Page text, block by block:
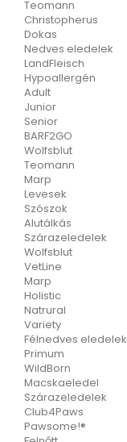
Teomann
Christopherus
Dokas
Nedves eledelek
LandFleisch
Hypoallergén
Adult
Junior
Senior
BARF2GO
Wolfsblut
Teomann
Marp
Levesek
Szószok
Alutálkás
Szárazeledelek
Wolfsblut
VetLine
Marp
Holistic
Natrural
Variety
Félnedves eledelek
Primum
WildBorn
Macskaeledel
Szárazeledelek
Club4Paws
Pawsome!®